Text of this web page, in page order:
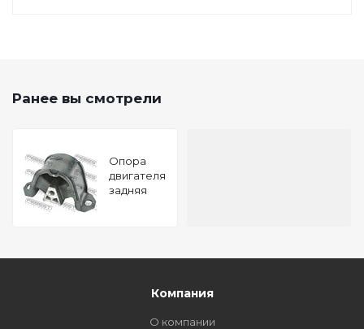
Ранее вы смотрели
Опора
двигателя
задняя
Компания
О компании